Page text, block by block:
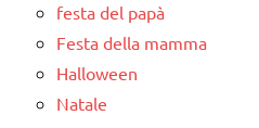
festa del papà
Festa della mamma
Halloween
Natale